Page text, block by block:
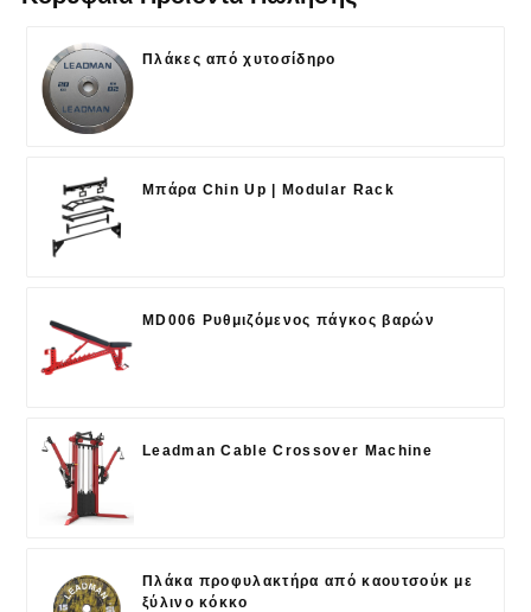
Πλάκες από χυτοσίδηρο
Μπάρα Chin Up | Modular Rack
MD006 Ρυθμιζόμενος πάγκος βαρών
Leadman Cable Crossover Machine
Πλάκα προφυλακτήρα από καουτσούκ με
ξύλινο κόκκο